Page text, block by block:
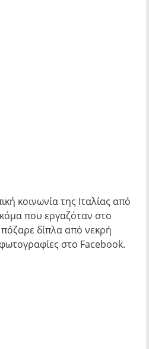
κοινωνία της Ιταλίας από
που εργαζόταν στο
δίπλα από νεκρή
στο Facebook.